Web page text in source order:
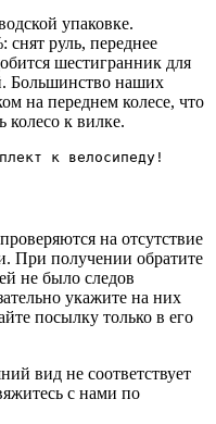
упаковке.
снят руль, переднее
шестигранник для
Большинство наших
на переднем колесе, что
колесо к вилке.
на отсутствие
При получении обратите
не было следов
укажите на них
посылку только в его
вид не соответствует
с нами по